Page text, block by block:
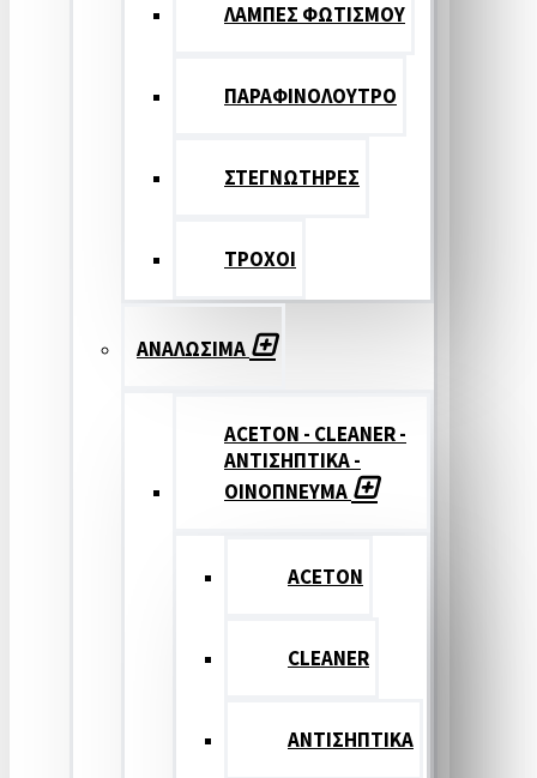
ΛΑΜΠΕΣ ΦΩΤΙΣΜΟΥ
ΠΑΡΑΦΙΝΟΛΟΥΤΡΟ
ΣΤΕΓΝΩΤΗΡΕΣ
ΤΡΟΧΟΙ
ΑΝΑΛΩΣΙΜΑ
ACETON - CLEANER -
ΑΝΤΙΣΗΠΤΙΚΑ -
ΟΙΝΟΠΝΕΥΜΑ
ACETON
CLEANER
ΑΝΤΙΣΗΠΤΙΚΑ